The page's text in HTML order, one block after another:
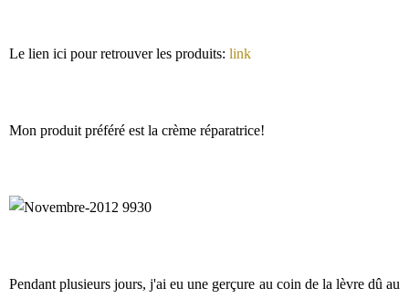
Le lien ici pour retrouver les produits: link
Mon produit préféré est la crème réparatrice!
Pendant plusieurs jours, j'ai eu une gerçure au coin de la lèvre dû au